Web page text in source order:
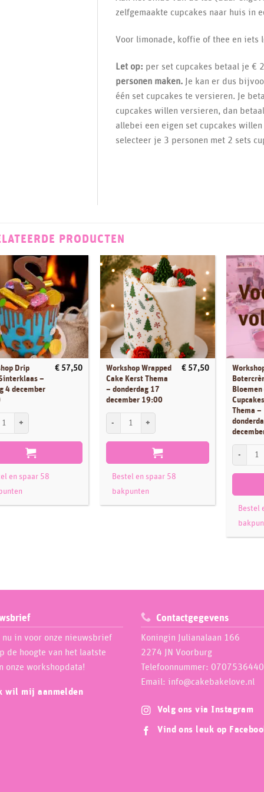
zelfgemaakte cupcakes naar huis in
Voor limonade, koffie of thee en
Let op: per set cupcakes betaal je €
personen maken.Je kan er dus
één set cupcakes te versieren. Je
cupcakes willen versieren, dan
allebei een eigen set cupcakes
selecteer je 3 personen met 2 sets
PRODUCTEN
Drip
–
4 december
€57,50
en spaar 58
Workshop Wrapped
Cake Kerst Thema
– donderdag 17
december 19:00
€57,50
Workshop Wrapped Cake Kerst Thema -
Bestel en spaar 58
bakpunten
Bloemen
Thema –
Bestel
in voor onze nieuwsbrief
de hoogte van het laatste
onze workshopdata!
wil mij aanmelden
Contactgegevens
Koningin Julianalaan 166
2274 JN Voorburg
Telefoonnummer: 0707536440
Email: info@cakebakelove.nl
Volg ons via Instagram
Vind ons leuk op